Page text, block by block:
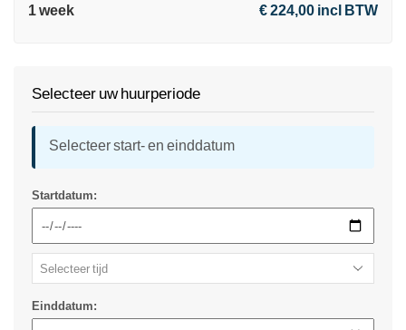
1 week € 224,00 incl BTW
Selecteer uw huurperiode
Selecteer start- en einddatum
Startdatum:
Einddatum: